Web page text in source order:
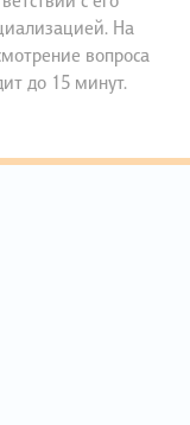
На
вопроса
до 15 минут.